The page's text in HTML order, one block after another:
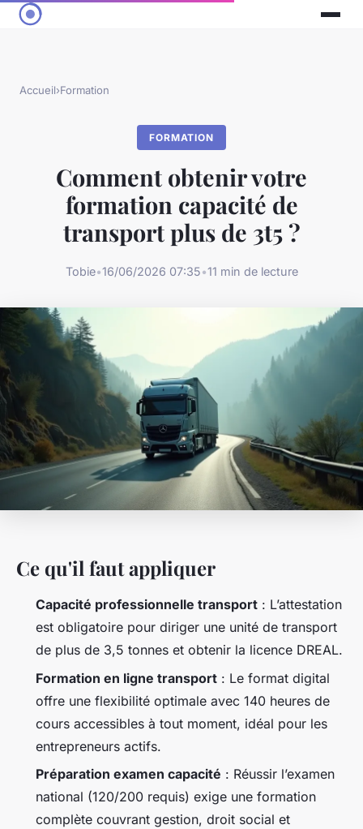
Accueil›Formation
FORMATION
Comment obtenir votre
formation capacité de
transport plus de 3t5 ?
Tobie•16/06/2026 07:35•11 min de lecture
Ce qu'il faut appliquer
Capacité professionnelle transport : L’attestation
est obligatoire pour diriger une unité de transport
de plus de 3,5 tonnes et obtenir la licence DREAL.
Formation en ligne transport : Le format digital
offre une flexibilité optimale avec 140 heures de
cours accessibles à tout moment, idéal pour les
entrepreneurs actifs.
Préparation examen capacité : Réussir l’examen
national (120/200 requis) exige une formation
complète couvrant gestion, droit social et